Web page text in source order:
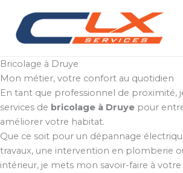
contenu
Bricolage à Druye
Mon métier, votre confort au quotidien
En tant que professionnel de proximité,
services de bricolage à Druye pour
améliorer votre habitat.
Que ce soit pour un dépannage
travaux, une intervention en plomberie
intérieur, je mets mon savoir-faire à votre